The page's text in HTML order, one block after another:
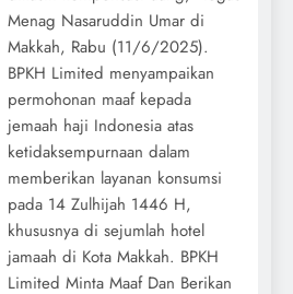
Menag Nasaruddin Umar di
Makkah, Rabu (11/6/2025).
BPKH Limited menyampaikan
permohonan maaf kepada
jemaah haji Indonesia atas
ketidaksempurnaan dalam
memberikan layanan konsumsi
pada 14 Zulhijah 1446 H,
khususnya di sejumlah hotel
jamaah di Kota Makkah. BPKH
Limited Minta Maaf Dan Berikan